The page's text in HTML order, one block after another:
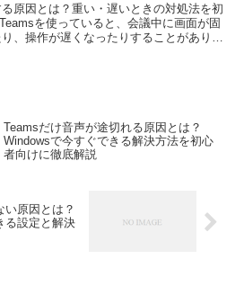
原因とは？重い・遅いときの対処法を初
を使っていると、会議中に画面が固
、操作が遅くなったりすることがありま
Teamsだけ音声が途切れる原因とは？
Windowsで今すぐできる解決方法を初心
者向けに徹底解説
い原因とは？
る設定と解決